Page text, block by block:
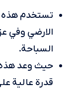
تستخدم هذه
الارضي وفي
السباحة.
حيث وعد هذه
قدرة عالية